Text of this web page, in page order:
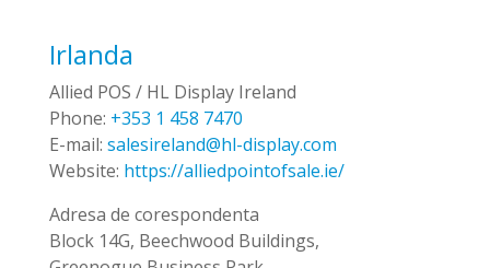
Irlanda
Allied POS / HL Display Ireland
Phone: +353 1 458 7470
E-mail: salesireland@hl-display.com
Website: https://alliedpointofsale.ie/
Adresa de corespondenta
Block 14G, Beechwood Buildings,